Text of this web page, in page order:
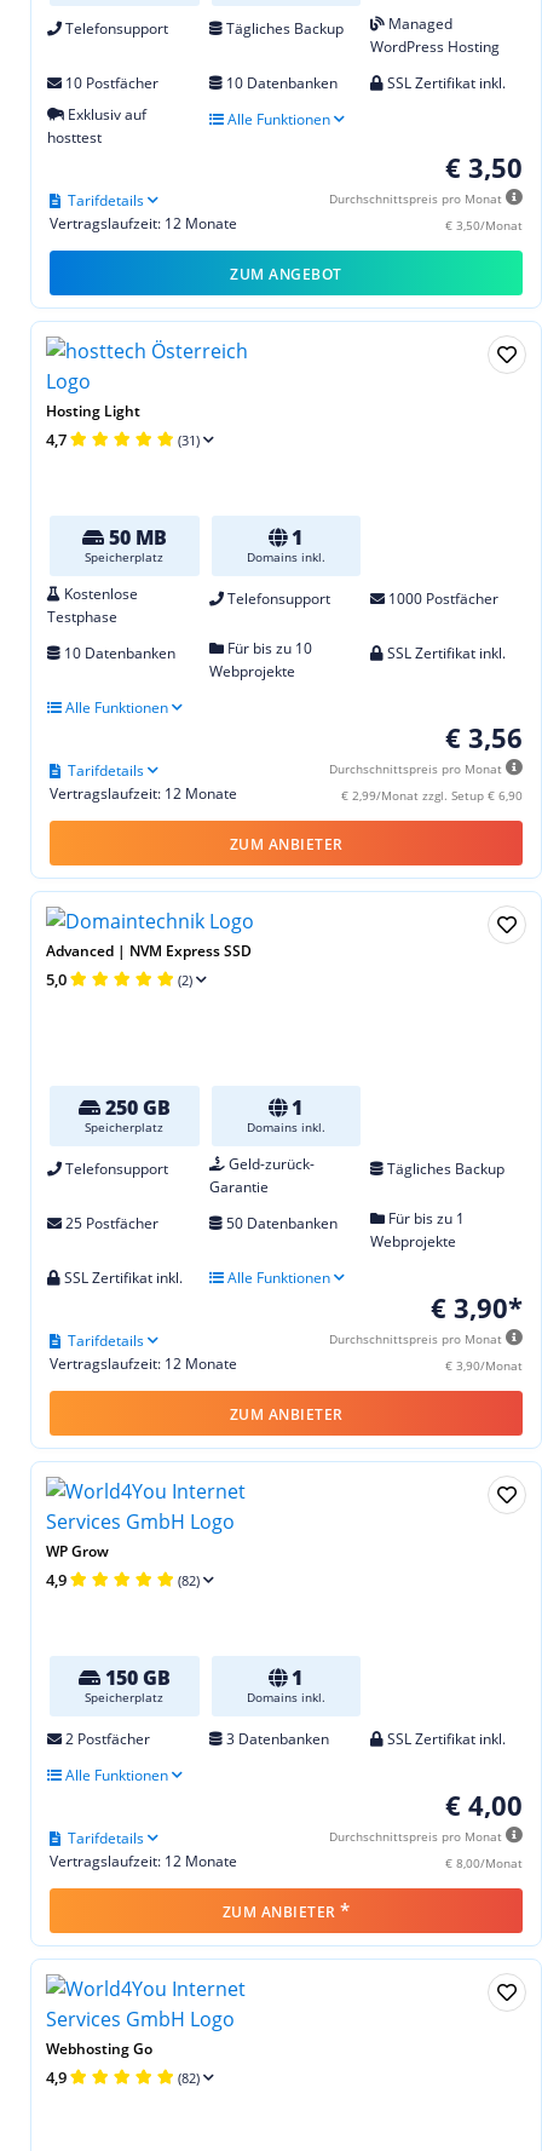
Telefonsupport Tägliches Backup
Managed
WordPress Hosting
10 Postfächer
10 Datenbanken
SSL Zertifikat inkl.
Exklusiv auf
hosttest
Alle Funktionen
€ 3,50
Durchschnittspreis pro Monat
€ 3,50/Monat
Vertragslaufzeit: 12 Monate
Tarifdetails
ZUM ANGEBOT
Hosting Light
4,7 (31)
50 MB
Speicherplatz
1
Domains inkl.
Kostenlose
Testphase
Telefonsupport 1000 Postfächer
10 Datenbanken
Für bis zu 10
Webprojekte
SSL Zertifikat inkl.
Alle Funktionen
€ 3,56
Durchschnittspreis pro Monat
€ 2,99/Monat zzgl. Setup € 6,90
Vertragslaufzeit: 12 Monate
Tarifdetails
ZUM ANBIETER
Advanced | NVM Express SSD
5,0 (2)
250 GB
Speicherplatz
1
Domains inkl.
Telefonsupport
Geld-zurück-
Garantie
Tägliches Backup
25 Postfächer 50 Datenbanken
Für bis zu 1
Webprojekte
SSL Zertifikat inkl.
Alle Funktionen
€ 3,90*
Durchschnittspreis pro Monat
€ 3,90/Monat
Vertragslaufzeit: 12 Monate
Tarifdetails
ZUM ANBIETER
WP Grow
4,9 (82)
150 GB
Speicherplatz
1
Domains inkl.
2 Postfächer 3 Datenbanken
SSL Zertifikat inkl.
Alle Funktionen
€ 4,00
Durchschnittspreis pro Monat
€ 8,00/Monat
Vertragslaufzeit: 12 Monate
Tarifdetails
ZUM ANBIETER *
Webhosting Go
4,9 (82)